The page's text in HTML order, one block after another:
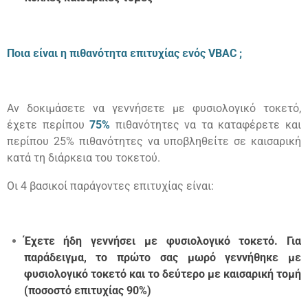
Ποια είναι η πιθανότητα επιτυχίας ενός VBAC ;
Αν δοκιμάσετε να γεννήσετε με φυσιολογικό τοκετό,
έχετε περίπου75% πιθανότητες να τα καταφέρετε και
περίπου 25% πιθανότητες να υποβληθείτε σε καισαρική
κατά τη διάρκεια του τοκετού.
Οι 4 βασικοί παράγοντες επιτυχίας είναι:
Έχετε ήδη γεννήσει με φυσιολογικό τοκετό.
Για
παράδειγμα, το πρώτο σας μωρό γεννήθηκε με
φυσιολογικό τοκετό και το δεύτερο με καισαρική τομή
(ποσοστό επιτυχίας 90%)